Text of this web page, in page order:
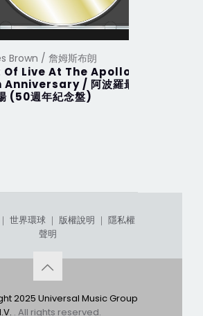
Brown / 詹姆斯布朗
Of Live At The Apollo:
/ 阿波羅最
(50週年紀念盤)
｜ 世界環球 ｜ 版權說明 ｜ 隱私權
聲明
2025 Universal Music Group
. All rights reserved.